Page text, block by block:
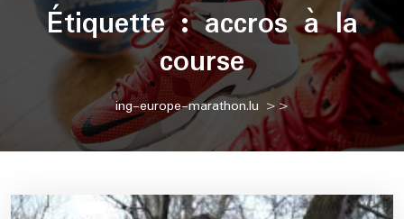
Étiquette :accros à la
course
ing-europe-marathon.lu >>